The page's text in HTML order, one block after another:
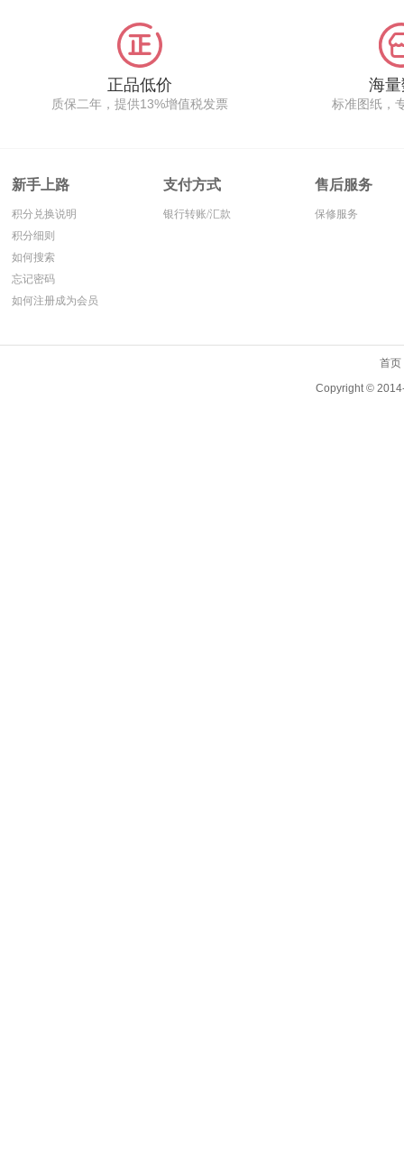
温环境,恶劣电力条件的能
力,电池内部装有特制安全
阀,丰田各种仓库前移式车
辆电瓶设计尺寸准确,富余
容量高,螺丝连接,大容量,
保修时间长,现货交付.
正品低价
质保二年，提供13%增值税发票
海
标准图纸，
新手上路
积分兑换说明
积分细则
如何搜索
忘记密码
如何注册成为会员
支付方式
银行转账/汇款
售后服务
保修服务
首页
Copyright ©